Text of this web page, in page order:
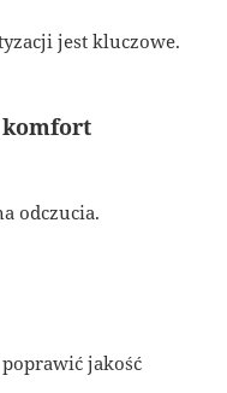
jest kluczowe.
komfort
odczucia.
jakość